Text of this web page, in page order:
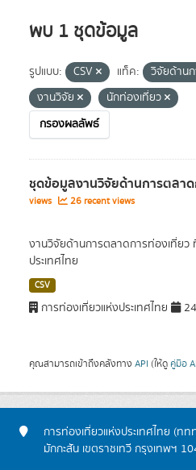
พบ 1 ชุดข้อมูล
รูปแบบ: CSV แท็ค:
วิจัยด้าน
งานวิจัย
นักท่องเที่ยว
กรองผลลัพธ์
ชุดข้อมูลงานวิจัยด้านการตลา
views
26 recent views
งานวิจัยด้านการตลาดการท่องเที่ยว
ประเทศไทย
CSV
การท่องเที่ยวแห่งประเทศไทย
คุณสามารถเข้าถึงคลังทาง API (ให้ดู คู่มือ
การท่องเที่ยวแห่งประเทศไทย (ท
มักกะสัน เขตราชเทวี กรุงเทพฯ